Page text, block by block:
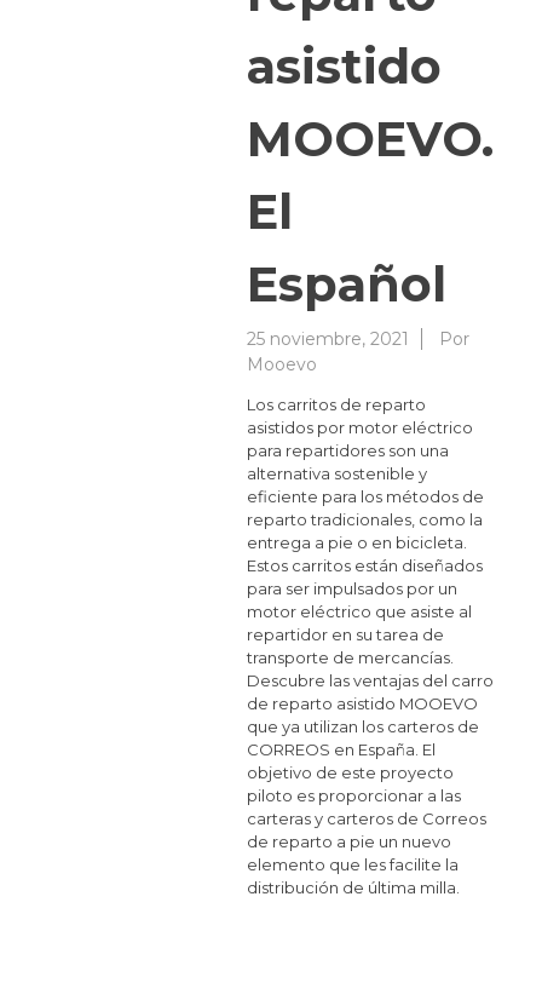
asistido
MOOEVO.
El
Español
25 noviembre, 2021
Por
Mooevo
Los carritos de reparto
asistidos por motor eléctrico
para repartidores son una
alternativa sostenible y
eficiente para los métodos de
reparto tradicionales, como la
entrega a pie o en bicicleta.
Estos carritos están diseñados
para ser impulsados por un
motor eléctrico que asiste al
repartidor en su tarea de
transporte de mercancías.
Descubre las ventajas del carro
de reparto asistido MOOEVO
que ya utilizan los carteros de
CORREOS en España. El
objetivo de este proyecto
piloto es proporcionar a las
carteras y carteros de Correos
de reparto a pie un nuevo
elemento que les facilite la
distribución de última milla.